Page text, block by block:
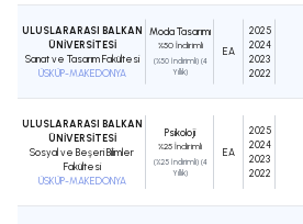
ULUSLARARASI BALKAN
ÜNİVERSİTESİ
Sanat ve Tasarım Fakültesi
ÜSKÜP-MAKEDONYA
Moda Tasarımı
%50 İndirimli
(%50 İndirimli) (4
Yıllık)
EA
2025
2024
2023
2022
ULUSLARARASI BALKAN
ÜNİVERSİTESİ
Sosyal ve Beşeri Bilimler
Fakültesi
ÜSKÜP-MAKEDONYA
Psikoloji
%25 İndirimli
(%25 İndirimli) (4
Yıllık)
EA
2025
2024
2023
2022